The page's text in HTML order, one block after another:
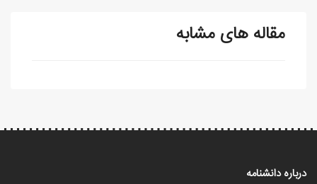
مقاله های مشابه
درباره دانشنامه